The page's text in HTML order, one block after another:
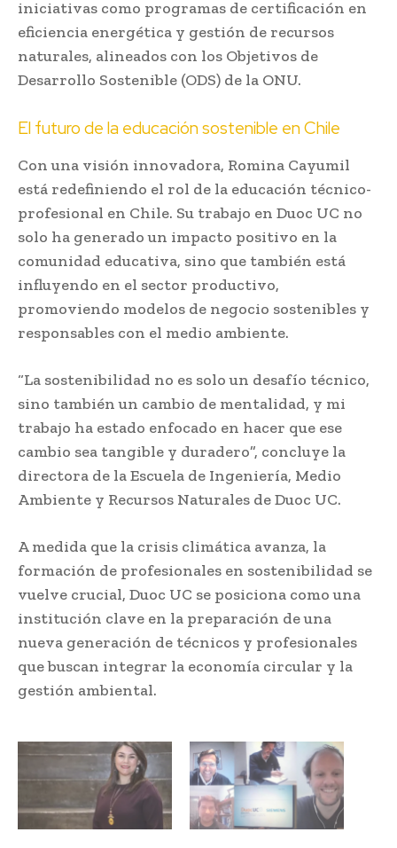
iniciativas como programas de certificación en
eficiencia energética y gestión de recursos
naturales, alineados con los Objetivos de
Desarrollo Sostenible (ODS) de la ONU.
El futuro de la educación sostenible en Chile
Con una visión innovadora, Romina Cayumil
está redefiniendo el rol de la educación técnico-
profesional en Chile. Su trabajo en Duoc UC no
solo ha generado un impacto positivo en la
comunidad educativa, sino que también está
influyendo en el sector productivo,
promoviendo modelos de negocio sostenibles y
responsables con el medio ambiente.
“La sostenibilidad no es solo un desafío técnico,
sino también un cambio de mentalidad, y mi
trabajo ha estado enfocado en hacer que ese
cambio sea tangible y duradero”, concluye la
directora de la Escuela de Ingeniería, Medio
Ambiente y Recursos Naturales de Duoc UC.
A medida que la crisis climática avanza, la
formación de profesionales en sostenibilidad se
vuelve crucial, Duoc UC se posiciona como una
institución clave en la preparación de una
nueva generación de técnicos y profesionales
que buscan integrar la economía circular y la
gestión ambiental.